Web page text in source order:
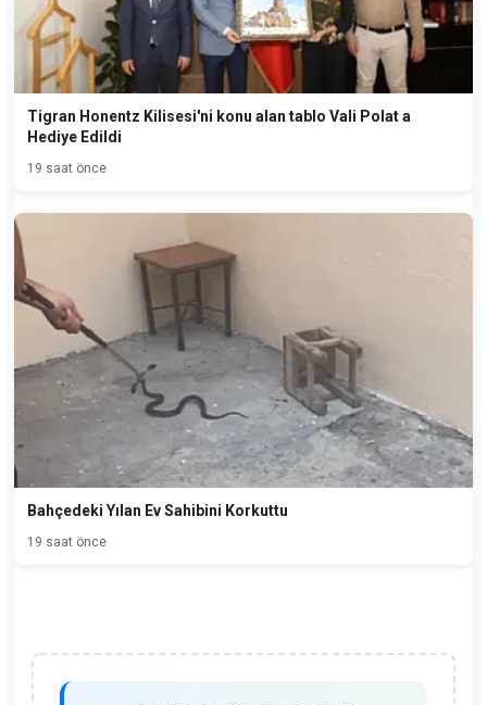
Tigran Honentz Kilisesi'ni konu alan tablo Vali Polat a
Hediye Edildi
19 saat önce
Bahçedeki Yılan Ev Sahibini Korkuttu
19 saat önce